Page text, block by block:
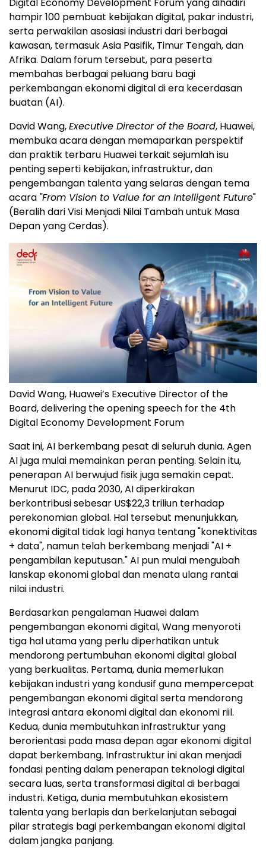
Digital Economy Development Forum yang dihadiri
hampir 100 pembuat kebijakan digital, pakar industri,
serta perwakilan asosiasi industri dari berbagai
kawasan, termasuk Asia Pasifik, Timur Tengah, dan
Afrika. Dalam forum tersebut, para peserta
membahas berbagai peluang baru bagi
perkembangan ekonomi digital di era kecerdasan
buatan (AI).
David Wang,Executive Director of the Board, Huawei,
membuka acara dengan memaparkan perspektif
dan praktik terbaru Huawei terkait sejumlah isu
penting seperti kebijakan, infrastruktur, dan
pengembangan talenta yang selaras dengan tema
acara "From Vision to Value for an Intelligent Future"
(Beralih dari Visi Menjadi Nilai Tambah untuk Masa
Depan yang Cerdas).
David Wang, Huawei’s Executive Director of the
Board, delivering the opening speech for the 4th
Digital Economy Development Forum
Saat ini, AI berkembang pesat di seluruh dunia. Agen
AI juga mulai memainkan peran penting. Selain itu,
penerapan AI berwujud fisik juga semakin cepat.
Menurut IDC, pada 2030, AI diperkirakan
berkontribusi sebesar US$22,3 triliun terhadap
perekonomian global. Hal tersebut menunjukkan,
ekonomi digital tidak lagi hanya tentang "konektivitas
+ data", namun telah berkembang menjadi "AI +
pengambilan keputusan." AI pun mulai mengubah
lanskap ekonomi global dan menata ulang rantai
nilai industri.
Berdasarkan pengalaman Huawei dalam
pengembangan ekonomi digital, Wang menyoroti
tiga hal utama yang perlu diperhatikan untuk
mendorong pertumbuhan ekonomi digital global
yang berkualitas. Pertama, dunia memerlukan
kebijakan industri yang kondusif guna mempercepat
pengembangan ekonomi digital serta mendorong
integrasi antara ekonomi digital dan ekonomi riil.
Kedua, dunia membutuhkan infrastruktur yang
berorientasi pada masa depan agar ekonomi digital
dapat berkembang. Infrastruktur ini akan menjadi
fondasi penting dalam penerapan teknologi digital
secara luas, serta transformasi digital di berbagai
industri. Ketiga, dunia membutuhkan ekosistem
talenta yang berlapis dan berkelanjutan sebagai
pilar strategis bagi perkembangan ekonomi digital
dalam jangka panjang.